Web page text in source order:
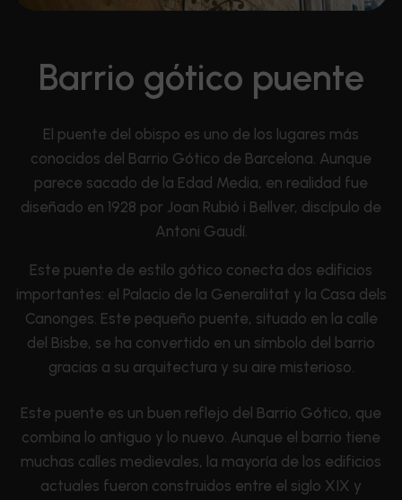
Barrio gótico puente
El puente del obispo es uno de los lugares más
conocidos del Barrio Gótico de Barcelona. Aunque
parece sacado de la Edad Media, en realidad fue
diseñado en 1928 por Joan Rubió i Bellver, discípulo de
Antoni Gaudí.
Este puente de estilo gótico conecta dos edificios
importantes: el Palacio de la Generalitat y la Casa dels
Canonges. Este pequeño puente, situado en la calle
del Bisbe, se ha convertido en un símbolo del barrio
gracias a su arquitectura y su aire misterioso.
Este puente es un buen reflejo del Barrio Gótico, que
combina lo antiguo y lo nuevo. Aunque el barrio tiene
muchas calles medievales, la mayoría de los edificios
actuales fueron construidos entre el siglo XIX y